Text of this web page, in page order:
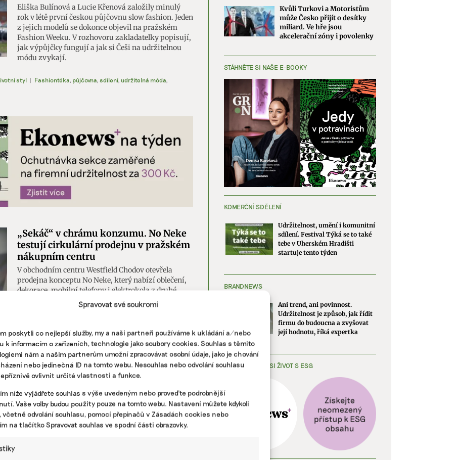
Spravovat své soukromí
poskytli co nejlepší služby, my a naši partneři používáme k ukládání a/nebo
k informacím o zařízeních, technologie jako soubory cookies. Souhlas s těmito
nám a našim partnerům umožní zpracovávat osobní údaje, jako je chování
nebo jedinečná ID na tomto webu. Nesouhlas nebo odvolání souhlasu
ovlivnit určité vlastnosti a funkce.
níže vyjádřete souhlas s výše uvedeným nebo proveďte podrobnější
Vaše volby budou použity pouze na tomto webu. Nastavení můžete kdykoli
včetně odvolání souhlasu, pomocí přepínačů v Zásadách cookies nebo
na tlačítko Spravovat souhlas ve spodní části obrazovky.
Eliška Bulínová a Lucie Křenová založily minulý
rok v létě první českou půjčovnu slow fashion. Jeden
z jejich modelů se dokonce objevil na pražském
Fashion Weeku. V rozhovoru zakladatelky popisují,
jak výpůjčky fungují a jak si Češi na udržitelnou
módu zvykají.
styl | Fashiontéka, půjčovna, sdílení, udržitelná móda,
„Sekáč“ v chrámu konzumu. No Neke
testují cirkulární prodejnu v pražském
nákupním centru
V obchodním centru Westfield Chodov otevřela
prodejna konceptu No Neke, který nabízí oblečení,
dekorace, mobilní telefony i elektrokola z druhé
ruky. Trojice zakladatelů si chce měsíc vyzkoušet,
zda jsou Češi na nákup „sekáčového“ zboží
cirkulární,second hand,udržitelná móda
Kvůli Turkovi a Motoristům
může Česko přijít o desítky
miliard. Ve hře jsou
akcelerační zóny i povolenky
STÁHNĚTE SI NAŠE E-BOOKY
KOMERČNÍ SDĚLENÍ
Udržitelnost, umění i komunitní
sdílení. Festival Týká se to také
tebe v Uherském Hradišti
startuje tento týden
BRANDNEWS
Ani trend, ani povinnost.
Udržitelnost je způsob, jak řídit
firmu do budoucna a zvyšovat
její hodnotu, říká expertka
ZJEDNODUŠTE SI ŽIVOT S ESG